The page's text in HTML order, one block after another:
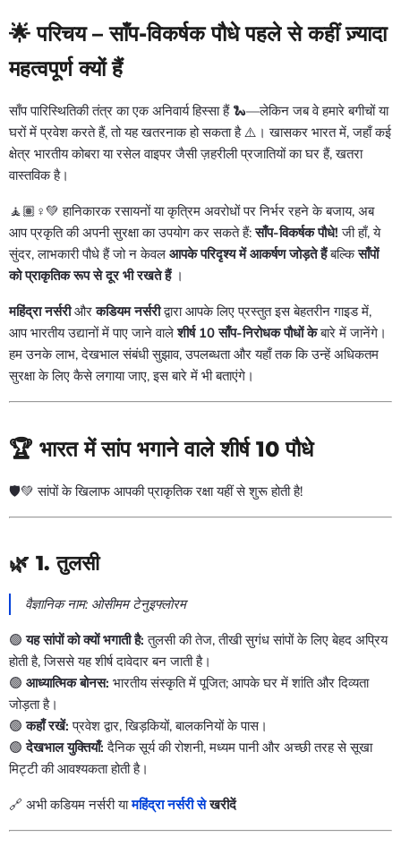
🌟 परिचय – साँप-विकर्षक पौधे पहले से कहीं ज़्यादा
महत्वपूर्ण क्यों हैं
साँप पारिस्थितिकी तंत्र का एक अनिवार्य हिस्सा हैं 🐍—लेकिन जब वे हमारे बगीचों या
घरों में प्रवेश करते हैं, तो यह खतरनाक हो सकता है ⚠️। खासकर भारत में, जहाँ कई
क्षेत्र भारतीय कोबरा या रसेल वाइपर जैसी ज़हरीली प्रजातियों का घर हैं, खतरा
वास्तविक है।
🧘🏽♀️💚 हानिकारक रसायनों या कृत्रिम अवरोधों पर निर्भर रहने के बजाय, अब
आप प्रकृति की अपनी सुरक्षा का उपयोग कर सकते हैं:साँप-विकर्षक पौधे! जी हाँ, ये
सुंदर, लाभकारी पौधे हैं जो न केवल आपके परिदृश्य में आकर्षण जोड़ते हैंबल्किसाँपों
को प्राकृतिक रूप से दूर भी रखते हैं।
महिंद्रा नर्सरीऔरकडियम नर्सरीद्वारा आपके लिए प्रस्तुत इस बेहतरीन गाइड में,
आप भारतीय उद्यानों में पाए जाने वालेशीर्ष 10 साँप-निरोधक पौधों केबारे में जानेंगे।
हम उनके लाभ, देखभाल संबंधी सुझाव, उपलब्धता और यहाँ तक कि उन्हें अधिकतम
सुरक्षा के लिए कैसे लगाया जाए, इस बारे में भी बताएंगे।
🏆 भारत में सांप भगाने वाले शीर्ष 10 पौधे
🛡️💚 सांपों के खिलाफ आपकी प्राकृतिक रक्षा यहीं से शुरू होती है!
🌿 1.तुलसी
वैज्ञानिक नाम: ओसीमम टेनुइफ्लोरम
🟢यह सांपों को क्यों भगाती है: तुलसी की तेज, तीखी सुगंध सांपों के लिए बेहद अप्रिय
होती है, जिससे यह शीर्ष दावेदार बन जाती है।
🟢 आध्यात्मिक बोनस: भारतीय संस्कृति में पूजित; आपके घर में शांति और दिव्यता
जोड़ता है।
🟢कहाँ रखें: प्रवेश द्वार, खिड़कियों, बालकनियों के पास।
🟢देखभाल युक्तियाँ: दैनिक सूर्य की रोशनी, मध्यम पानी और अच्छी तरह से सूखा
मिट्टी की आवश्यकता होती है।
🔗 अभी कडियम नर्सरी यामहिंद्रा नर्सरी सेखरीदें